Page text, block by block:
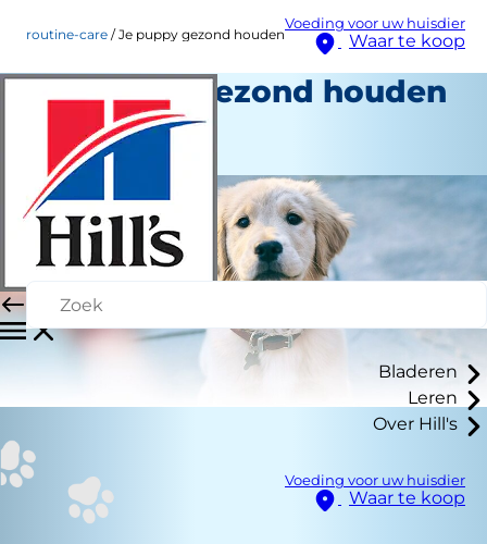
Voeding voor uw huisdier
Waar te koop
Bladeren
Leren
Over Hill's
Voeding voor uw huisdier
Waar te koop
routine-care Je puppy gezond houden
Je puppy gezond houden
Routinezorg
Medewerker auteur